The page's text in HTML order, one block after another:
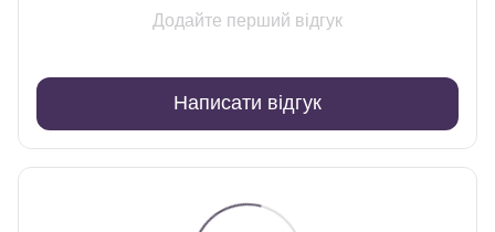
Додайте перший відгук
Написати відгук